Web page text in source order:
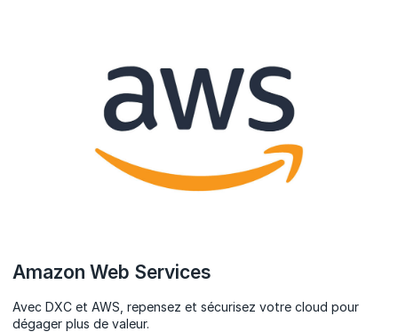
Amazon Web Services
Avec DXC et AWS, repensez et sécurisez votre cloud pour
dégager plus de valeur.